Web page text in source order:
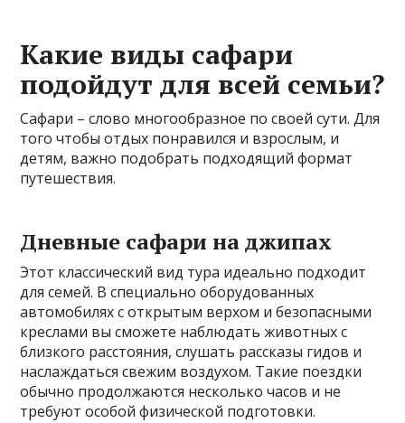
Какие виды сафари
подойдут для всей семьи?
Сафари – слово многообразное по своей сути. Для
того чтобы отдых понравился и взрослым, и
детям, важно подобрать подходящий формат
путешествия.
Дневные сафари на джипах
Этот классический вид тура идеально подходит
для семей. В специально оборудованных
автомобилях с открытым верхом и безопасными
креслами вы сможете наблюдать животных с
близкого расстояния, слушать рассказы гидов и
наслаждаться свежим воздухом. Такие поездки
обычно продолжаются несколько часов и не
требуют особой физической подготовки.